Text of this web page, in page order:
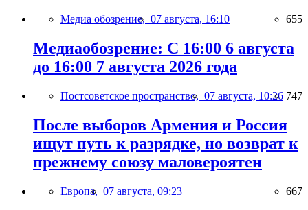
Медиа обозрение, 07 августа, 16:10 655
Медиаобозрение: С 16:00 6 августа
до 16:00 7 августа 2026 года
Постсоветское пространство, 07 августа, 10:26 747
После выборов Армения и Россия
ищут путь к разрядке, но возврат к
прежнему союзу маловероятен
Европа, 07 августа, 09:23 667